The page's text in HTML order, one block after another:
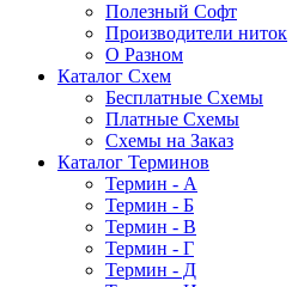
Полезный Софт
Производители ниток
О Разном
Каталог Схем
Бесплатные Схемы
Платные Схемы
Схемы на Заказ
Каталог Терминов
Термин - А
Термин - Б
Термин - В
Термин - Г
Термин - Д